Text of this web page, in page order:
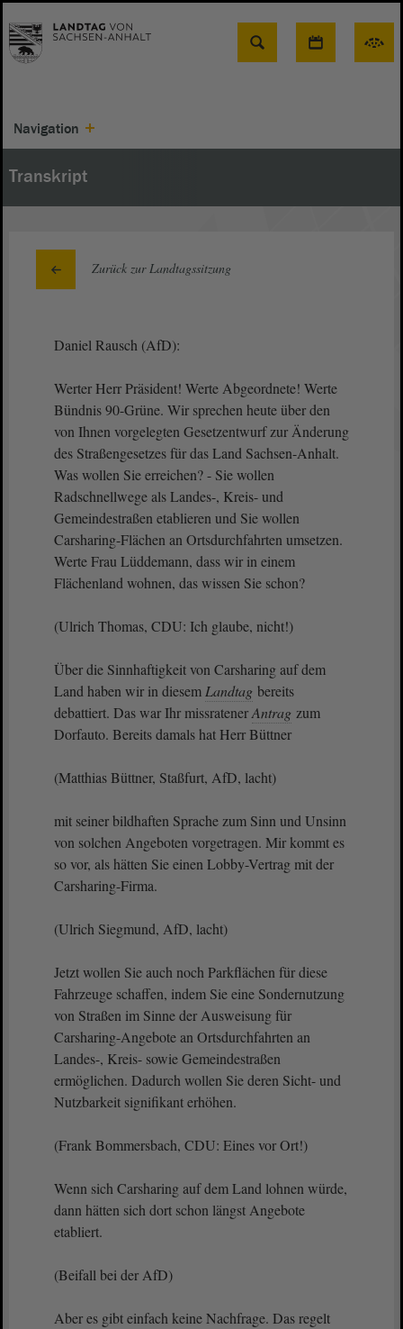
Suche
Navigation
Transkript
Zurück zur Landtagssitzung
Daniel Rausch (AfD):
Werter Herr Präsident! Werte Abgeordnete! Werte
Bündnis 90-Grüne. Wir sprechen heute über den
von Ihnen vorgelegten Gesetzentwurf zur Änderung
des Straßengesetzes für das Land Sachsen-Anhalt.
Was wollen Sie erreichen? - Sie wollen
Radschnellwege als Landes-, Kreis- und
Gemeindestraßen etablieren und Sie wollen
Carsharing-Flächen an Ortsdurchfahrten umsetzen.
Werte Frau Lüddemann, dass wir in einem
Flächenland wohnen, das wissen Sie schon?
(Ulrich Thomas, CDU: Ich glaube, nicht!)
Über die Sinnhaftigkeit von Carsharing auf dem
Land haben wir in diesem Landtag bereits
debattiert. Das war Ihr missratenerAntrag zum
Dorfauto. Bereits damals hat Herr Büttner
(Matthias Büttner, Staßfurt, AfD, lacht)
mit seiner bildhaften Sprache zum Sinn und Unsinn
von solchen Angeboten vorgetragen. Mir kommt es
so vor, als hätten Sie einen Lobby-Vertrag mit der
Carsharing-Firma.
(Ulrich Siegmund, AfD, lacht)
Jetzt wollen Sie auch noch Parkflächen für diese
Fahrzeuge schaffen, indem Sie eine Sondernutzung
von Straßen im Sinne der Ausweisung für
Carsharing-Angebote an Ortsdurchfahrten an
Landes-, Kreis- sowie Gemeindestraßen
ermöglichen. Dadurch wollen Sie deren Sicht- und
Nutzbarkeit signifikant erhöhen.
(Frank Bommersbach, CDU: Eines vor Ort!)
Wenn sich Carsharing auf dem Land lohnen würde,
dann hätten sich dort schon längst Angebote
etabliert.
(Beifall bei der AfD)
Aber es gibt einfach keine Nachfrage. Das regelt